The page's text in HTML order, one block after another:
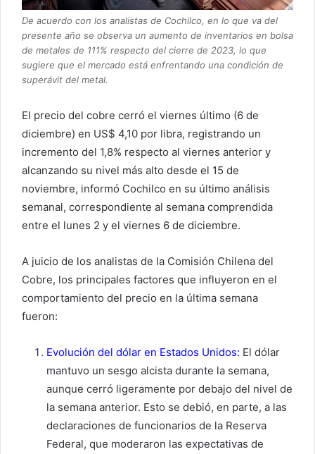
De acuerdo con los analistas de Cochilco, en lo que va del
presente año se observa un aumento de inventarios en bolsa
de metales de 111% respecto del cierre de 2023, lo que
sugiere que el mercado está enfrentando una condición de
superávit del metal.
El precio del cobre cerró el viernes último (6 de
diciembre) en US$ 4,10 por libra, registrando un
incremento del 1,8% respecto al viernes anterior y
alcanzando su nivel más alto desde el 15 de
noviembre, informó Cochilco en su último análisis
semanal, correspondiente al semana comprendida
entre el lunes 2 y el viernes 6 de diciembre.
A juicio de los analistas de la Comisión Chilena del
Cobre, los principales factores que influyeron en el
comportamiento del precio en la última semana
fueron:
Evolución del dólar en Estados Unidos: El dólar
mantuvo un sesgo alcista durante la semana,
aunque cerró ligeramente por debajo del nivel de
la semana anterior. Esto se debió, en parte, a las
declaraciones de funcionarios de la Reserva
Federal, que moderaron las expectativas de